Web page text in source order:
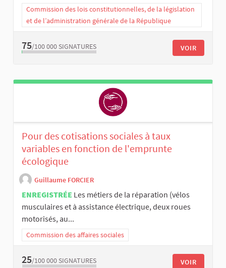
Commission des lois constitutionnelles, de la législation
et de l’administration générale de la République
75/100 000 SIGNATURES VOIR
Pour des cotisations sociales à taux
variables en fonction de l'emprunte
écologique
Guillaume FORCIER
ENREGISTRÉE Les métiers de la réparation (vélos
musculaires et à assistance électrique, deux roues
motorisés, au...
Commission des affaires sociales
25/100 000 SIGNATURES VOIR